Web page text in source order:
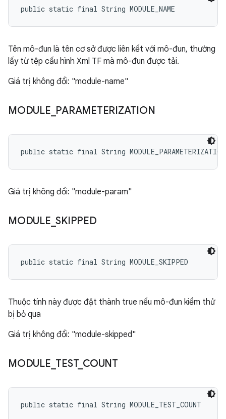
public static final String MODULE_NAME
Tên mô-đun là tên cơ sở được liên kết với mô-đun, thường
lấy từ tệp cấu hình Xml TF mà mô-đun được tải.
Giá trị không đổi: "module-name"
MODULE PARAMETERIZATION
public static final String MODULE_PARAMETERIZATION
Giá trị không đổi: "module-param"
MODULE _SKIPPED
public static final String MODULE_SKIPPED
Thuộc tính này được đặt thành true nếu mô-đun kiểm thử
bị bỏ qua
Giá trị không đổi: "module-skipped"
MODULE TEST_ COUNT
public static final String MODULE_TEST_COUNT